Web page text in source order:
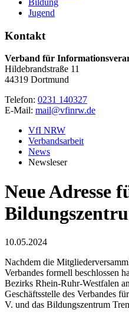
Jugend
Kontakt
Verband für
Hildebrandstraße 11
44319 Dortmund
Telefon: 0231 140327
E-Mail: mail@vfinrw.de
VfI NRW
Verbandsarbeit
News
Newsleser
Neue Adresse
10.05.2024
Nachdem die
Verbandes formell beschlossen
Bezirks Rhein-Ruhr-Westfalen
Geschäftsstelle des Verbandes
V. und das Bildungszentrum